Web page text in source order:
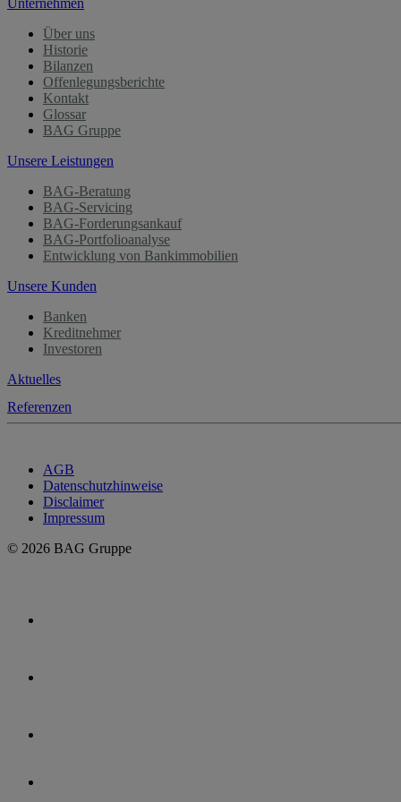
Unternehmen
Über uns
Historie
Bilanzen
Offenlegungsberichte
Kontakt
Glossar
BAG Gruppe
Unsere Leistungen
BAG-Beratung
BAG-Servicing
BAG-Forderungsankauf
BAG-Portfolioanalyse
Entwicklung von Bankimmobilien
Unsere Kunden
Banken
Kreditnehmer
Investoren
Aktuelles
Referenzen
AGB
Datenschutzhinweise
Disclaimer
Impressum
© 2026 BAG Gruppe